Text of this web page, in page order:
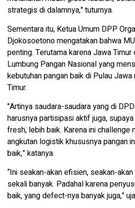
strategis di dalamnya," tuturnya.
Sementara itu, Ketua Umum DPP
Djokosoetono mengatakan bahwa
penting. Terutama karena Jawa
Lumbung Pangan Nasional yang
kebutuhan pangan baik di Pulau
Timur.
"Artinya saudara-saudara yang di
harusnya partisipasi aktif juga,
fresh, lebih baik. Karena ini challenge
angkutan logistik khususnya pangan
baik,” katanya.
“Ini seakan-akan efisien, seakan-
sekali banyak. Padahal karena
baik, yang defect-nya banyak juga,"